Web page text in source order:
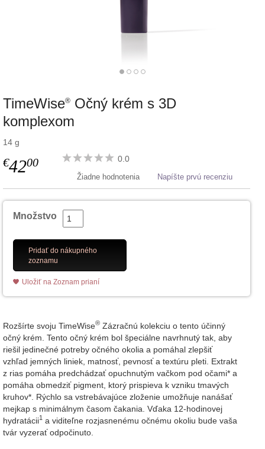
TimeWise® Očný krém s 3D
komplexom
14 g
€4200 0.0
Žiadne hodnotenia Napíšte prvú recenziu
Množstvo
Pridať do nákupného
zoznamu
Uložiť na Zoznam prianí
Rozšírte svoju TimeWise® Zázračnú kolekciu o tento účinný
očný krém. Tento očný krém bol špeciálne navrhnutý tak, aby
riešil jedinečné potreby očného okolia a pomáhal zlepšiť
vzhľad jemných liniek, matnosť, pevnosť a textúru pleti. Extrakt
z rias pomáha predchádzať opuchnutým vačkom pod očami* a
pomáha obmedziť pigment, ktorý prispieva k vzniku tmavých
kruhov*. Rýchlo sa vstrebávajúce zloženie umožňuje nanášať
mejkap s minimálnym časom čakania. Vďaka 12-hodinovej
hydratácii1 a viditeľne rozjasnenému očnému okoliu bude vaša
tvár vyzerať odpočinuto.